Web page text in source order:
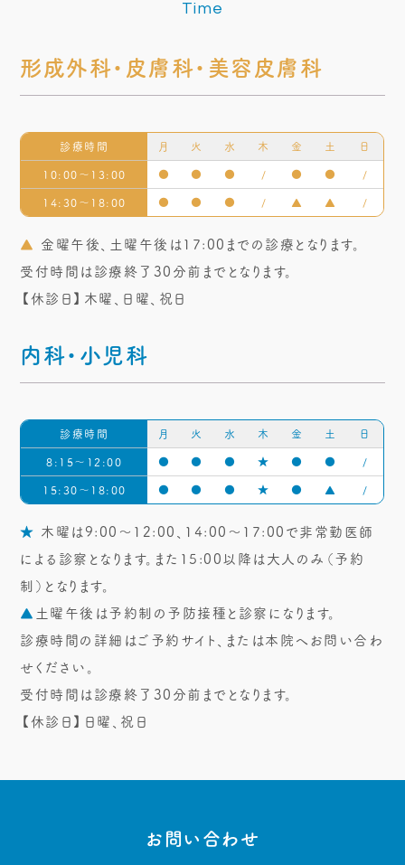
Time
形成外科・皮膚科・美容皮膚科
診療時間 月 火 水 木 金 土
日
10:00～13:00
● ● ● / ● ●
/
14:30～18:00
● ● ● / ▲ ▲ /
▲ 金曜午後、土曜午後は17:00までの診療となります。
受付時間は診療終了30分前までとなります。
【休診日】木曜、日曜、祝日
内科・小児科
診療時間 月 火 水 木 金 土
日
8:15～12:00
● ● ● ★ ● ●
/
15:30～18:00
● ● ● ★ ● ▲ /
★ 木曜は9:00～12:00、14:00～17:00で非常勤医師
による診察となります。また15:00以降は大人のみ（予約
制）となります。
▲ 土曜午後は予約制の予防接種と診察になります。
診療時間の詳細はご予約サイト、または本院へお問い合わ
せください。
受付時間は診療終了30分前までとなります。
【休診日】日曜、祝日
お問い合わせ